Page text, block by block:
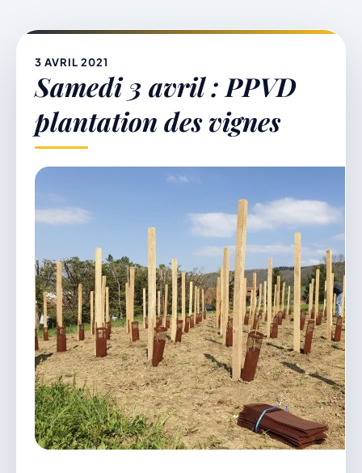
Mairie & Vie municipale
Démarches & Vie pratique
Vie locale & Associations
Découvrir la commune
VENDREDI 7 AOÛT 2026
Secrétariat ouvert
Lundi, mardi, jeudi, vendredi de 8h30 à 12h et
3 AVRIL 2021
Samedi 3 avril : PPVD
plantation des vignes